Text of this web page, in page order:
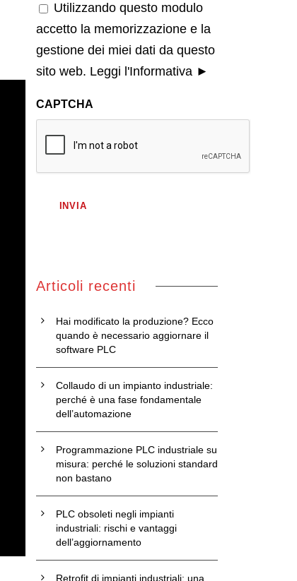
Utilizzando questo modulo
accetto la memorizzazione e la
gestione dei miei dati da questo
sito web. Leggi l'Informativa ►
CAPTCHA
Articoli recenti
Hai modificato la produzione? Ecco
quando è necessario aggiornare il
software PLC
Collaudo di un impianto industriale:
perché è una fase fondamentale
dell’automazione
Programmazione PLC industriale su
misura: perché le soluzioni standard
non bastano
PLC obsoleti negli impianti
industriali: rischi e vantaggi
dell’aggiornamento
Retrofit di impianti industriali: una